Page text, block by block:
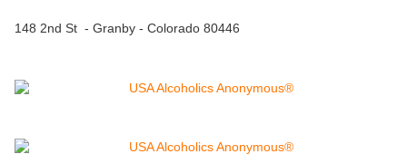
148 2nd St - Granby - Colorado 80446